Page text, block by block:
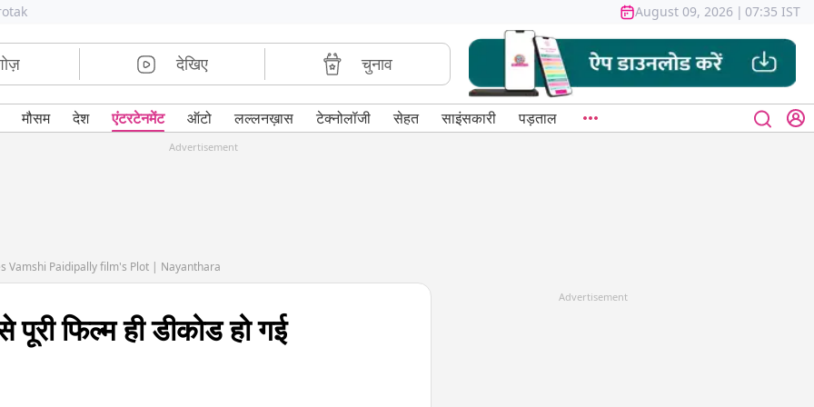
August 09, 2026 | 07:35 IST
देखिए चुनाव
मौसम देश एंटरटेनमेंट ऑटो लल्लनख़ास टेक्नोलॉजी सेहत साइंसकारी पड़ताल
Advertisement
Vamshi Paidipally film's Plot | Nayanthara
फिल्म ही डीकोड हो गई
Advertisement